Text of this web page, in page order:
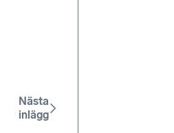
Nästa
inlägg